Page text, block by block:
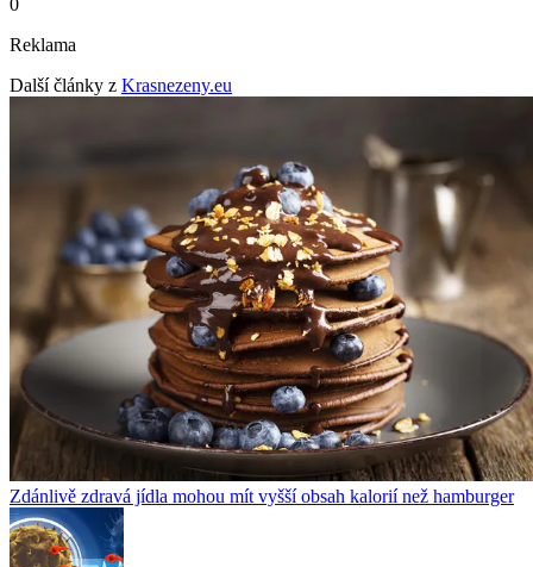
Reklama
Další články z Krasnezeny.eu
Zdánlivě zdravá jídla mohou mít vyšší obsah kalorií než hamburger